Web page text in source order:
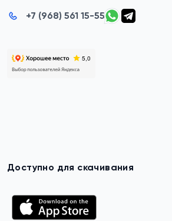
+7 (968) 561 15-55
Доступно для скачивания